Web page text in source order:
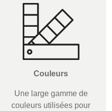
Couleurs
Une large gamme de
couleurs utilisées pour